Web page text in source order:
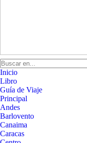
Inicio
Libro
Guía de Viaje
Principal
Andes
Barlovento
Canaima
Caracas